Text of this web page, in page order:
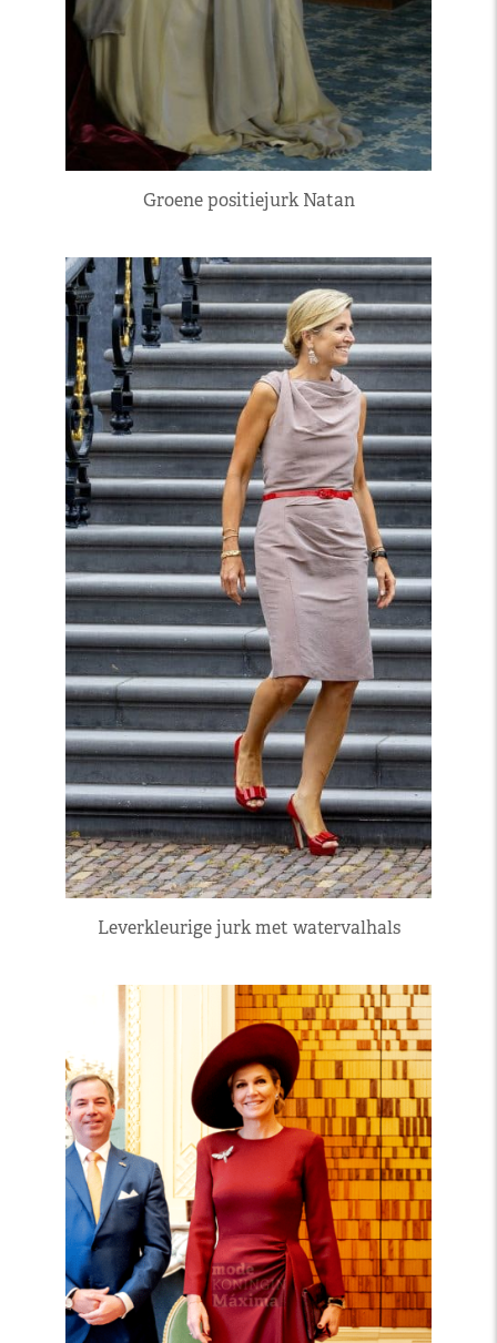
Groene positiejurk Natan
Leverkleurige jurk met watervalhals